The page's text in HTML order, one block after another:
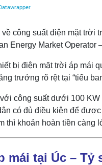
công suất điện mặt
Energy Market Operator
bị điện mặt trời áp mái
trưởng rõ rệt tại “tiểu
công suất dưới 100
có đủ điều kiện để
thì khoản hoàn tiền
mái tại Úc – Tỷ